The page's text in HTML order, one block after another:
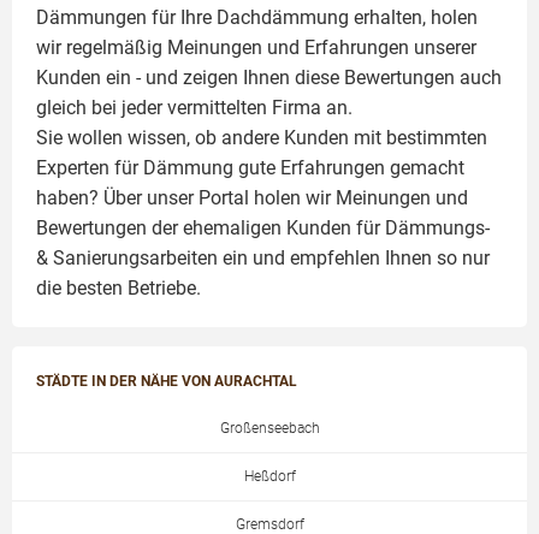
Dämmungen für Ihre Dachdämmung erhalten, holen
wir regelmäßig Meinungen und Erfahrungen unserer
Kunden ein - und zeigen Ihnen diese Bewertungen auch
gleich bei jeder vermittelten Firma an.
Sie wollen wissen, ob andere Kunden mit bestimmten
Experten für Dämmung gute Erfahrungen gemacht
haben? Über unser Portal holen wir Meinungen und
Bewertungen der ehemaligen Kunden für Dämmungs-
& Sanierungsarbeiten ein und empfehlen Ihnen so nur
die besten Betriebe.
STÄDTE IN DER NÄHE VON AURACHTAL
Großenseebach
Heßdorf
Gremsdorf